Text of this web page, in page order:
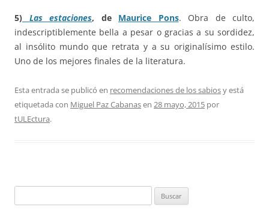
5) Las estaciones, de Maurice Pons. Obra de culto,
indescriptiblemente bella a pesar o gracias a su sordidez,
al insólito mundo que retrata y a su originalísimo estilo.
Uno de los mejores finales de la literatura.
Esta entrada se publicó en recomendaciones de los sabiosy está
etiquetada con Miguel Paz Cabanasen 28 mayo, 2015 por
tULEctura.